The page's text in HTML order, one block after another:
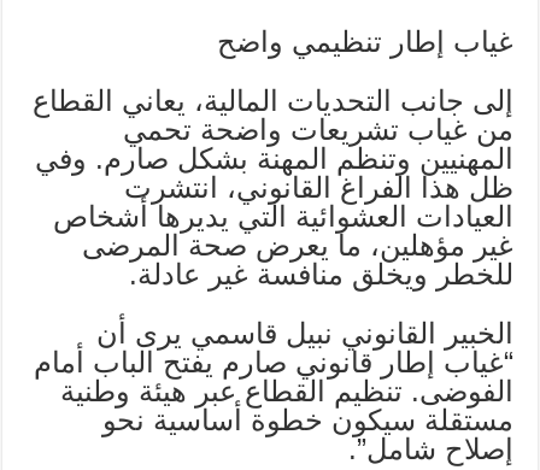
غياب إطار تنظيمي واضح
إلى جانب التحديات المالية، يعاني القطاع
من غياب تشريعات واضحة تحمي
المهنيين وتنظم المهنة بشكل صارم. وفي
ظل هذا الفراغ القانوني، انتشرت
العيادات العشوائية التي يديرها أشخاص
غير مؤهلين، ما يعرض صحة المرضى
للخطر ويخلق منافسة غير عادلة.
الخبير القانوني نبيل قاسمي يرى أن
“غياب إطار قانوني صارم يفتح الباب أمام
الفوضى. تنظيم القطاع عبر هيئة وطنية
مستقلة سيكون خطوة أساسية نحو
إصلاح شامل”.